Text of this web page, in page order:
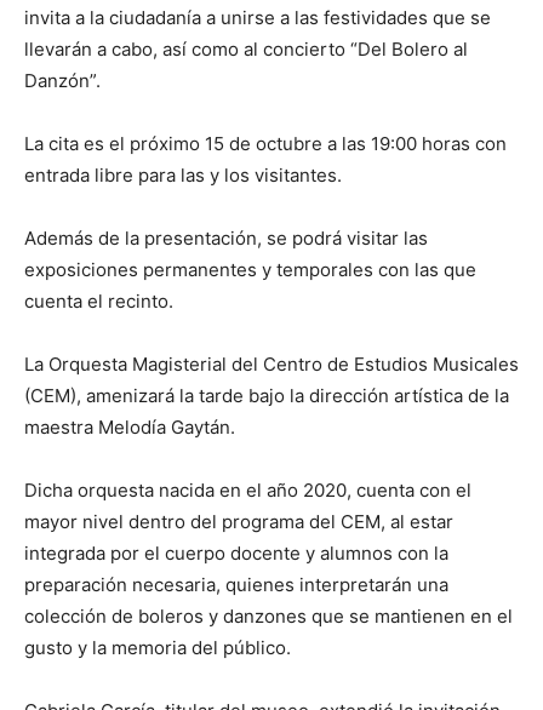
invita a la ciudadanía a unirse a las festividades que se
llevarán a cabo, así como al concierto “Del Bolero al
Danzón”.
La cita es el próximo 15 de octubre a las 19:00 horas con
entrada libre para las y los visitantes.
Además de la presentación, se podrá visitar las
exposiciones permanentes y temporales con las que
cuenta el recinto.
La Orquesta Magisterial del Centro de Estudios Musicales
(CEM), amenizará la tarde bajo la dirección artística de la
maestra Melodía Gaytán.
Dicha orquesta nacida en el año 2020, cuenta con el
mayor nivel dentro del programa del CEM, al estar
integrada por el cuerpo docente y alumnos con la
preparación necesaria, quienes interpretarán una
colección de boleros y danzones que se mantienen en el
gusto y la memoria del público.